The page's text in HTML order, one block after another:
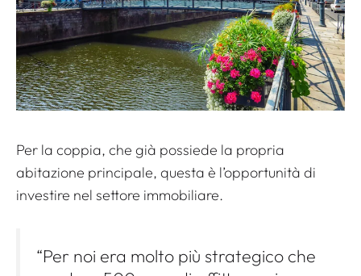
Per la coppia, che già possiede la propria
abitazione principale, questa è l’opportunità di
investire nel settore immobiliare.
“Per noi era molto più strategico che